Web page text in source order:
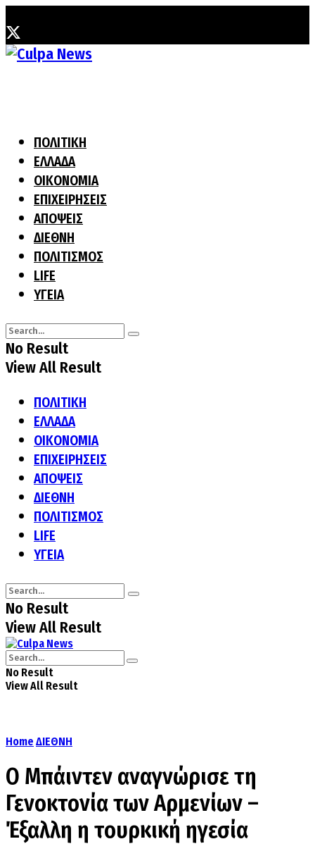
ΠΟΛΙΤΙΚΗ
ΕΛΛΑΔΑ
ΟΙΚΟΝΟΜΙΑ
ΕΠΙΧΕΙΡΗΣΕΙΣ
ΑΠΟΨΕΙΣ
ΔΙΕΘΝΗ
ΠΟΛΙΤΙΣΜΟΣ
LIFE
ΥΓΕΙΑ
No Result
View All Result
ΠΟΛΙΤΙΚΗ
ΕΛΛΑΔΑ
ΟΙΚΟΝΟΜΙΑ
ΕΠΙΧΕΙΡΗΣΕΙΣ
ΑΠΟΨΕΙΣ
ΔΙΕΘΝΗ
ΠΟΛΙΤΙΣΜΟΣ
LIFE
ΥΓΕΙΑ
No Result
View All Result
No Result
View All Result
Home ΔΙΕΘΝΗ
Ο Μπάιντεν αναγνώρισε τη
Γενοκτονία των Αρμενίων –
Έξαλλη η τουρκική ηγεσία